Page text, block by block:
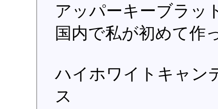
アッパーキーブラッ
国内で私が初めて
ハイホワイトキャン
ス